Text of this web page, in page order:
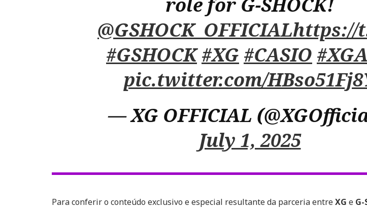
@GSHOCK_OFFICIALhttps://
#GSHOCK #XG #CASIO
pic.twitter.com/
— XG OFFICIAL
July 1, 2025
Para conferir o conteúdo exclusivo e especial resultante da parceria entreXG e G-